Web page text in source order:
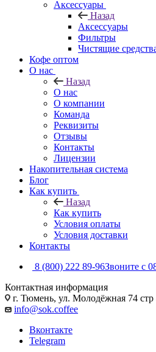
Аксессуары
Назад
Аксессуары
Фильтры
Чистящие
Кофе оптом
О нас
Назад
О нас
О компании
Команда
Реквизиты
Отзывы
Контакты
Лицензии
Накопительная система
Блог
Как купить
Назад
Как купить
Условия оплаты
Условия доставки
Контакты
8 (800) 222 89-96Звоните с
Контактная информация
г. Тюмень, ул. Молодёжная 74 стр
info@sok.coffee
Вконтакте
Telegram